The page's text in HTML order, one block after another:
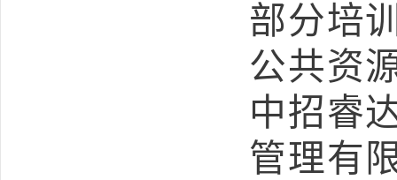
部分培
公共资
中招睿
管理有